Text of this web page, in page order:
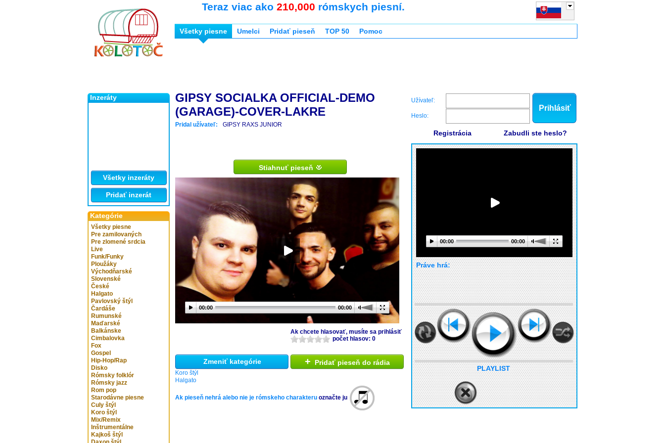
Inzeráty
Všetky inzeráty
Pridať inzerát
Kategórie
Všetky piesne
Pre zamilovaných
Pre zlomené srdcia
Live
Funk/Funky
Ploužáky
Východňarské
Slovenské
České
Halgato
Pavlovský štýl
Čardáše
Rumunské
Maďarské
Balkánske
Cimbalovka
Fox
Gospel
Hip-Hop/Rap
Disko
Rómsky folklór
Rómsky jazz
Rom pop
Starodávne piesne
Culy štýl
Koro štýl
Mix/Remix
Inštrumentálne
Kajkoš štýl
Teraz viac ako 210,000 rómskych piesní.
Všetky piesne Umelci Pridať pieseň TOP 50 Pomoc
GIPSY SOCIALKA OFFICIAL-DEMO
(GARAGE)-COVER-LAKRE
Pridal užívateľ: GIPSY RAXS JUNIOR
Stiahnuť pieseň
00:00 00:00
Ak chcete hlasovať, musíte sa prihlásiť
počet hlasov: 0
Zmeniť kategórie
Koro štýl
Halgato
+ Pridať pieseň do rádia
Ak pieseň nehrá alebo nie je rómskeho charakteru označte ju
Užívateľ:
Heslo:
Prihlásiť
Registrácia Zabudli ste heslo?
00:00 00:00
Práve hrá:
PLAYLIST